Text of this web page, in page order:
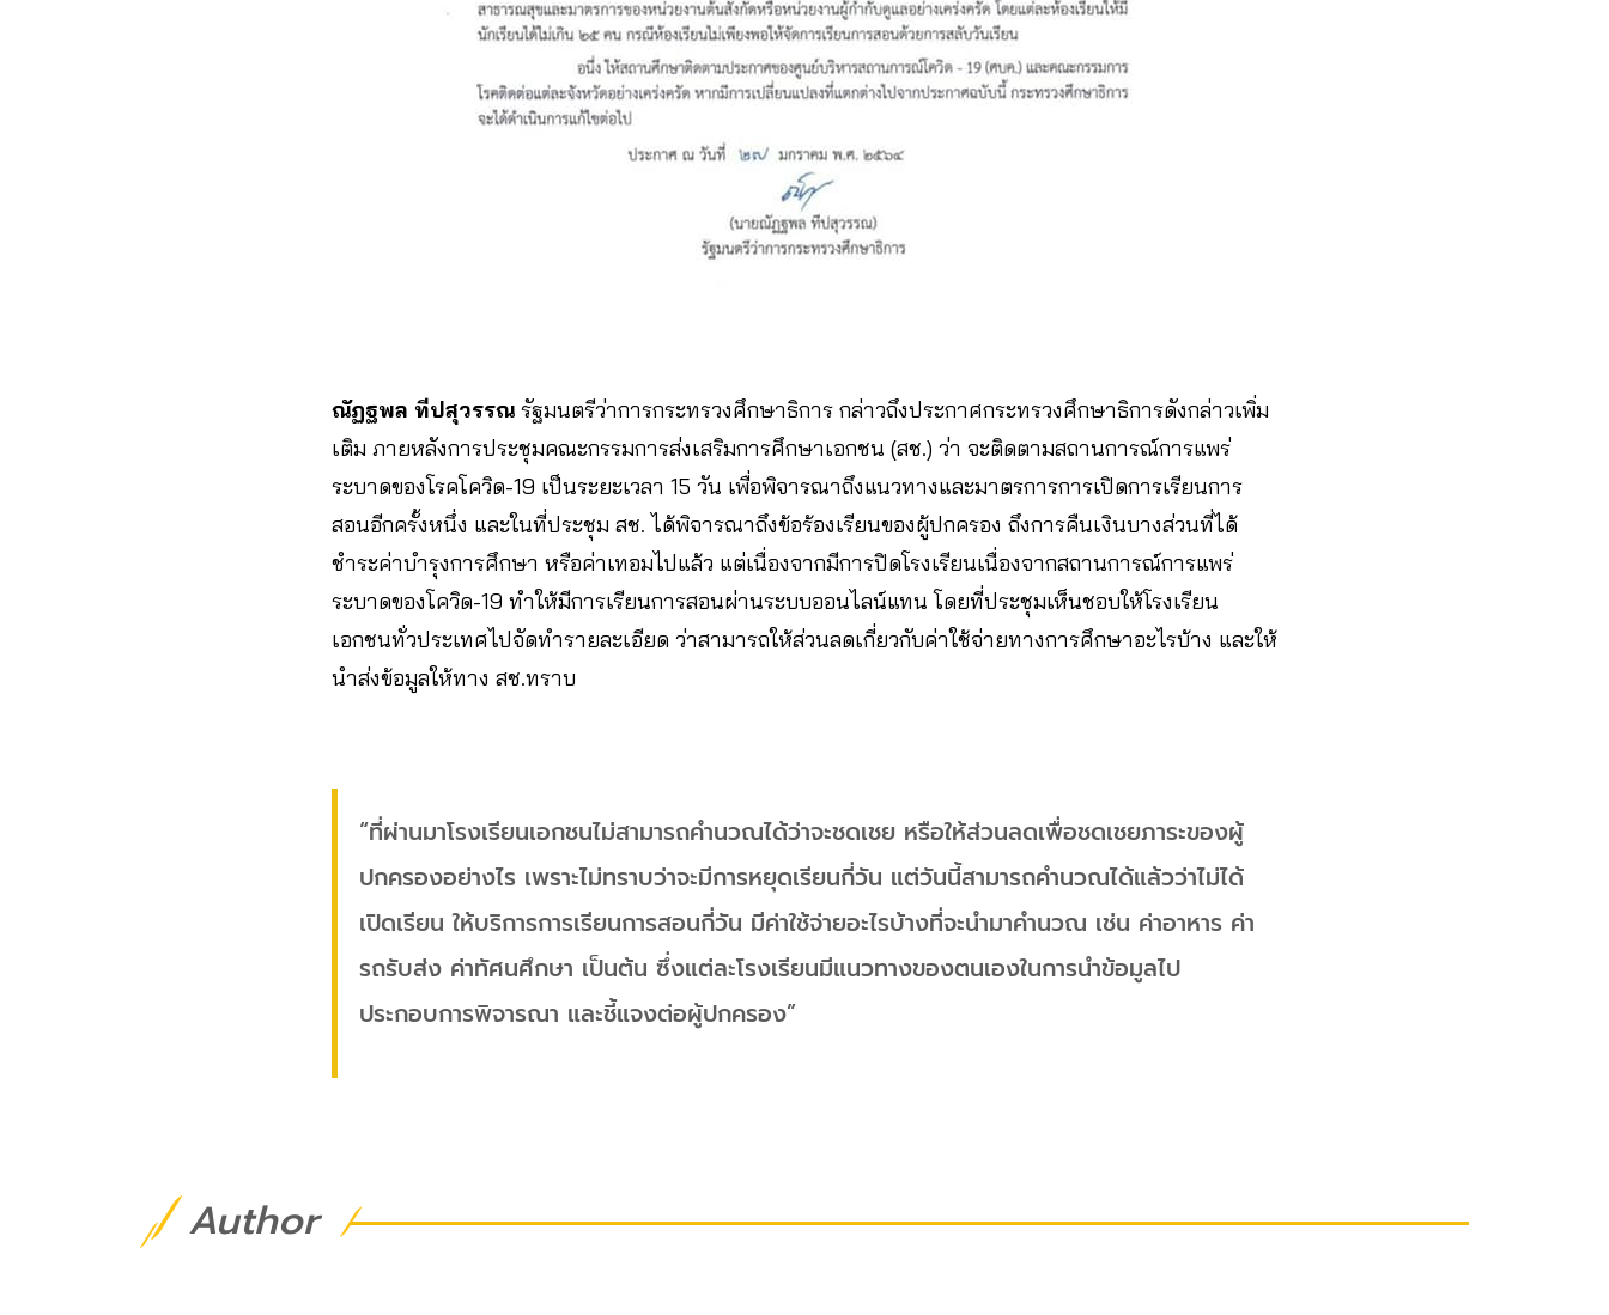
ณัฏฐพล ทีปสุวรรณ รัฐมนตรีว่าการกระทรวงศึกษาธิการ กล่าวถึงประกาศกระทรวงศึกษาธิการดังกล่าวเพิ่ม
เติม ภายหลังการประชุมคณะกรรมการส่งเสริมการศึกษาเอกชน (สช.) ว่า จะติดตามสถานการณ์การแพร่
ระบาดของโรคโควิด-19 เป็นระยะเวลา 15 วัน เพื่อพิจารณาถึงแนวทางและมาตรการการเปิดการเรียนการ
สอนอีกครั้งหนึ่ง และในที่ประชุม สช. ได้พิจารณาถึงข้อร้องเรียนของผู้ปกครอง ถึงการคืนเงินบางส่วนที่ได้
ชำระค่าบำรุงการศึกษา หรือค่าเทอมไปแล้ว แต่เนื่องจากมีการปิดโรงเรียนเนื่องจากสถานการณ์การแพร่
ระบาดของโควิด-19 ทำให้มีการเรียนการสอนผ่านระบบออนไลน์แทน โดยที่ประชุมเห็นชอบให้โรงเรียน
เอกชนทั่วประเทศไปจัดทำรายละเอียด ว่าสามารถให้ส่วนลดเกี่ยวกับค่าใช้จ่ายทางการศึกษาอะไรบ้าง และให้
นำส่งข้อมูลให้ทาง สช.ทราบ
“ที่ผ่านมาโรงเรียนเอกชนไม่สามารถคำนวณได้ว่าจะชดเชย หรือให้ส่วนลดเพื่อชดเชยภาระของผู้
ปกครองอย่างไร เพราะไม่ทราบว่าจะมีการหยุดเรียนกี่วัน แต่วันนี้สามารถคำนวณได้แล้วว่าไม่ได้
เปิดเรียน ให้บริการการเรียนการสอนกี่วัน มีค่าใช้จ่ายอะไรบ้างที่จะนำมาคำนวณ เช่น ค่าอาหาร ค่า
รถรับส่ง ค่าทัศนศึกษา เป็นต้น ซึ่งแต่ละโรงเรียนมีแนวทางของตนเองในการนำข้อมูลไป
ประกอบการพิจารณา และชี้แจงต่อผู้ปกครอง”
Author